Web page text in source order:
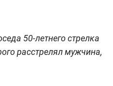
50-летнего стрелка
расстрелял мужчина,